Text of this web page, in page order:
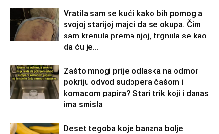
Vratila sam se kući kako bih pomogla
svojoj starijoj majci da se okupa. Čim
sam krenula prema njoj, trgnula se kao
da ću je...
Zašto mnogi prije odlaska na odmor
pokriju odvod sudopera čašom i
komadom papira? Stari trik koji i danas
ima smisla
Deset tegoba koje banana bolje